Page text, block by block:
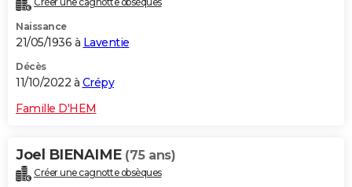
Naissance
21/05/1936 à Laventie
Décès
11/10/2022 à Crépy
Famille D'HEM
Joel BIENAIME (75 ans)
Créer une cagnotte obsèques